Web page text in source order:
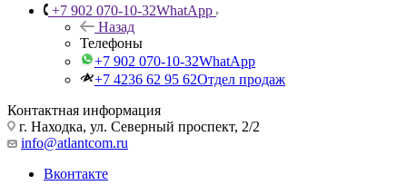
+7 902 070-10-32WhatApp
Назад
Телефоны
+7 902 070-10-32WhatApp
+7 4236 62 95 62Отдел продаж
Контактная информация
г. Находка, ул. Северный проспект, 2/2
info@atlantcom.ru
Вконтакте